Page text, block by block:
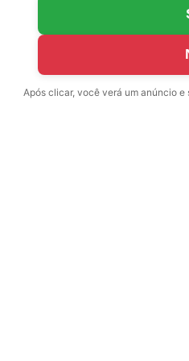
Após clicar, você verá um anúncio